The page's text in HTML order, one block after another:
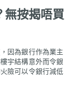
無按揭唔買
因為銀行作為業主
宇結構意外而令銀
險可以令銀行減低